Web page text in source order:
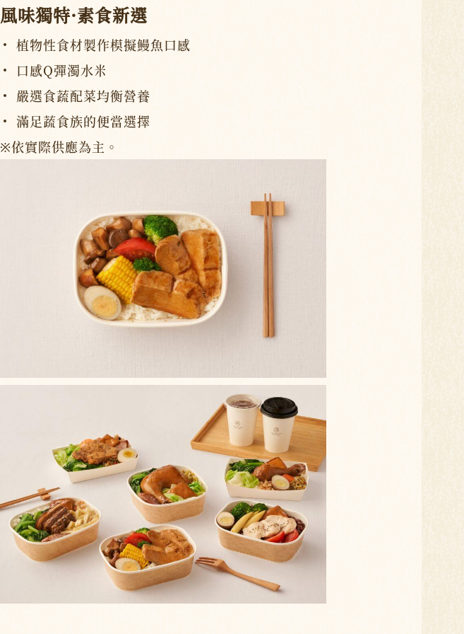
風味獨特·素食新選
植物性食材製作模擬鰻魚口感
口感Q彈濁水米
嚴選食蔬配菜均衡營養
滿足蔬食族的便當選擇
※依實際供應為主。